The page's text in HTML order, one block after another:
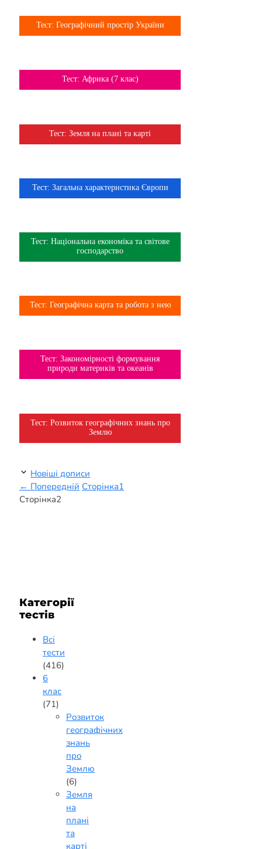
Тема
Тест: Географічний простір України
Тест: Африка (7 клас)
ТемаТест: Земля на плані та карті
Тема
10 класТест: Загальна характеристика Європи
Тема
9 класТест: Національна економіка та світове
господарство
Тема
8 класТест: Географічна карта та робота з нею
Тема
Тест: Закономірності формування
природи материків та океанів
Тема
6 класТест: Розвиток географічних знань про
Землю
Новіші дописи
← Попередній Сторінка1
Сторінка2
Категорії
тестів
Всі
тести
(416)
6
клас
(71)
Розвиток
географічних
знань
про
Землю
(6)
Земля
на
плані
та
карті